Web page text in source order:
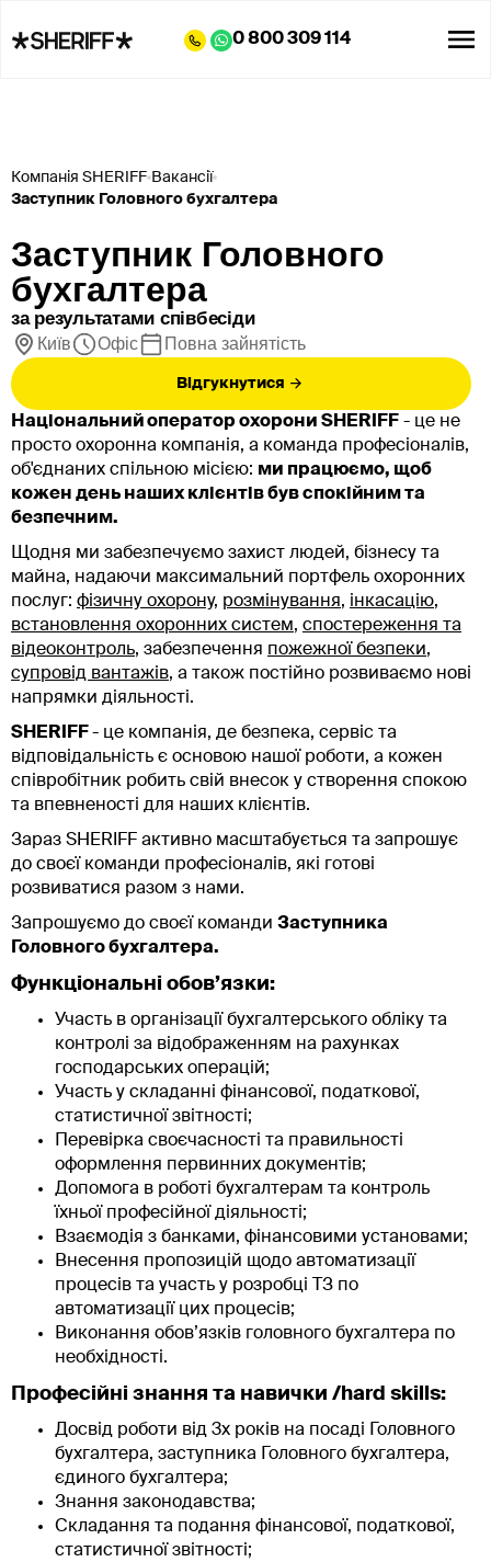
0 800 309 114
Компанія SHERIFF Вакансії
Заступник Головного бухгалтера
Заступник Головного
бухгалтера
за результатами співбесіди
Київ Офіс Повна зайнятість
Відгукнутися
Національний оператор охорони SHERIFF - це не
просто охоронна компанія, а команда професіоналів,
об'єднаних спільною місією: ми працюємо, щоб
кожен день наших клієнтів був спокійним та
безпечним.
Щодня ми забезпечуємо захист людей, бізнесу та
майна, надаючи максимальний портфель охоронних
послуг: фізичну охорону, розмінування, інкасацію,
встановлення охоронних систем, спостереження та
відеоконтроль, забезпечення пожежної безпеки,
супровід вантажів, а також постійно розвиваємо нові
напрямки діяльності.
SHERIFF- це компанія, де безпека, сервіс та
відповідальність є основою нашої роботи, а кожен
співробітник робить свій внесок у створення спокою
та впевненості для наших клієнтів.
Зараз SHERIFF активно масштабується та запрошує
до своєї команди професіоналів, які готові
розвиватися разом з нами.
Запрошуємо до своєї команди Заступника
Головного бухгалтера.
Функціональні обов’язки:
Участь в організації бухгалтерського обліку та
контролі за відображенням на рахунках
господарських операцій;
Участь у складанні фінансової, податкової,
статистичної звітності;
Перевірка своєчасності та правильності
оформлення первинних документів;
Допомога в роботі бухгалтерам та контроль
їхньої професійної діяльності;
Взаємодія з банками, фінансовими установами;
Внесення пропозицій щодо автоматизації
процесів та участь у розробці ТЗ по
автоматизації цих процесів;
Виконання обов’язків головного бухгалтера по
необхідності.
Професійні знання та навички /hard skills:
Досвід роботи від 3х років на посаді Головного
бухгалтера, заступника Головного бухгалтера,
єдиного бухгалтера;
Знання законодавства;
Складання та подання фінансової, податкової,
статистичної звітності;